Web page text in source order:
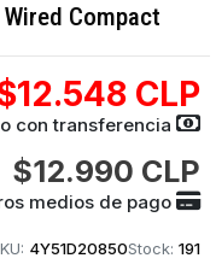
Compact
CLP
con transferencia
$12.990 CLP
medios de pago
4Y51D20850Stock: 191